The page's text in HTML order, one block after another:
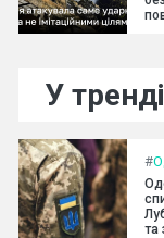
У тренді
#
та